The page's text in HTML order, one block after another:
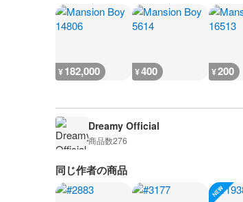
¥182,000 ¥400 ¥200
Dreamy Official
商品数276
同じ作者の商品